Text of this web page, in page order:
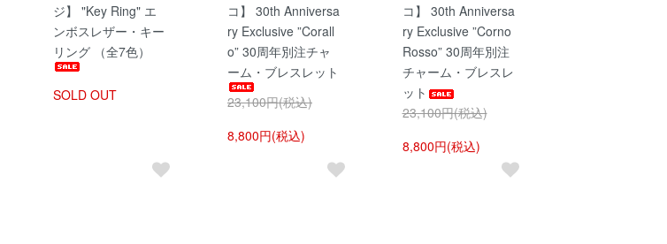
ジ】 "Key Ring" エ
ンボスレザー・キー
リング （全7色）
SOLD OUT
コ】 30th Anniversa
ry Exclusive ”Corall
o” 30周年別注チャ
ーム・ブレスレット
23,100円(税込)
8,800円(税込)
コ】 30th Anniversa
ry Exclusive ”Corno
Rosso” 30周年別注
チャーム・ブレスレ
ット
23,100円(税込)
8,800円(税込)